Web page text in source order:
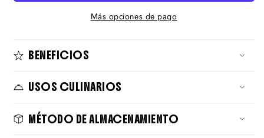
Más opciones de pago
BENEFICIOS
USOS CULINARIOS
MÉTODO DE ALMACENAMIENTO